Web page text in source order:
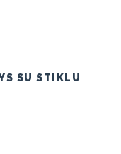
SU STIKLU